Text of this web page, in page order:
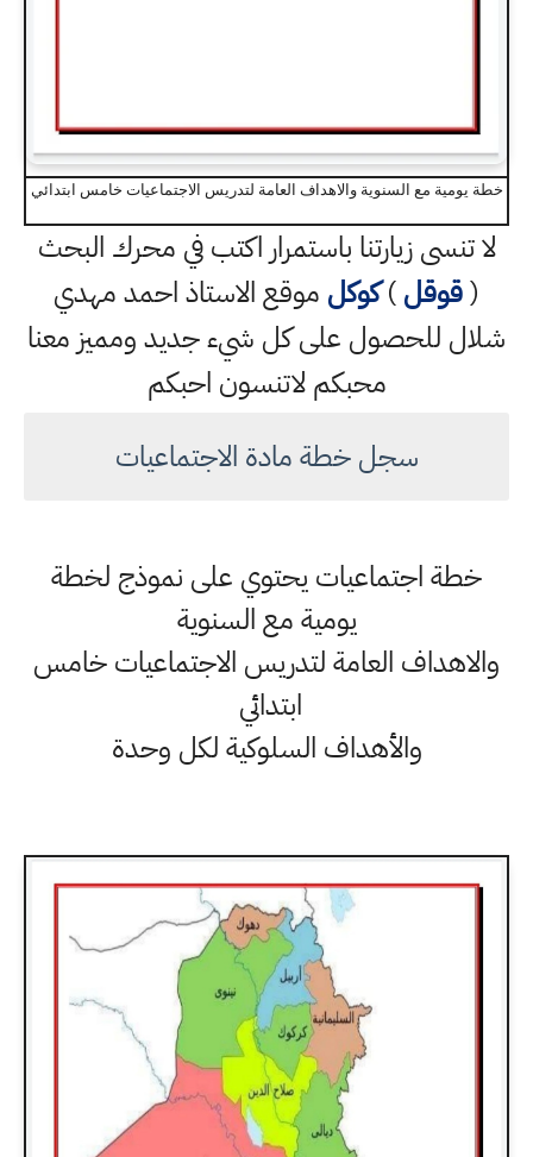
خطة يومية مع السنوية والاهداف العامة لتدريس الاجتماعيات خامس ابتدائي
لا تنسى زيارتنا باستمرار اكتب في محرك البحث
(قوقل)كوكل موقع الاستاذ احمد مهدي
شلال للحصول على كل شيء جديد ومميز معنا
محبكم لاتنسون احبكم
سجل خطة مادة الاجتماعيات
خطة اجتماعيات يحتوي على نموذج لخطة
يومية مع السنوية
والاهداف العامة لتدريس الاجتماعيات خامس
ابتدائي
والأهداف السلوكية لكل وحدة